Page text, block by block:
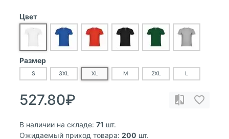
Цвет
Размер
S 3XL XL M 2XL L
527.80₽
В наличии на складе: 71 шт.
Ожидаемый приход товара: 200 шт.